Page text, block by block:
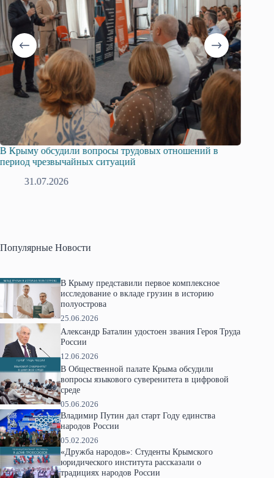
В Крыму обсудили вопросы трудовых отношений в
период чрезвычайных ситуаций
31.07.2026
Популярные Новости
В Крыму представили первое комплексное
исследование о вкладе грузин в историю
полуострова
25.06.2026
Александр Баталин удостоен звания Героя Труда
России
12.06.2026
В Общественной палате Крыма обсудили
вопросы языкового суверенитета в цифровой
среде
05.06.2026
Владимир Путин дал старт Году единства
народов России
05.02.2026
«Дружба народов»: Студенты Крымского
юридического института рассказали о
традициях народов России